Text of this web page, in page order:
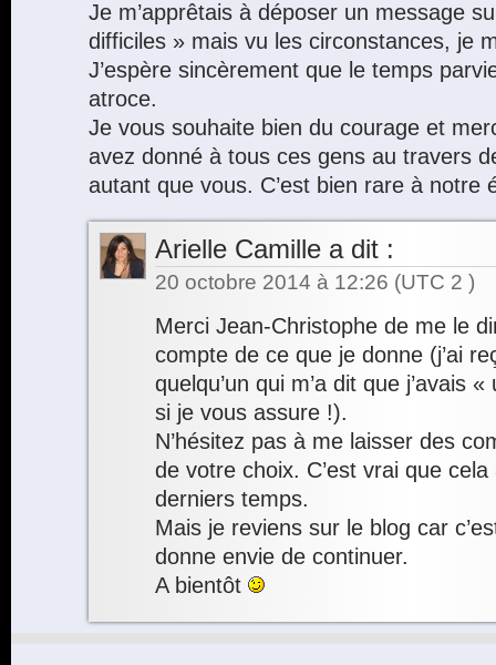
Je m’apprêtais à déposer un message
difficiles » mais vu les circonstances, je
J’espère sincèrement que le temps
atroce.
Je vous souhaite bien du courage et
avez donné à tous ces gens au travers
autant que vous. C’est bien rare à notre
Arielle Camille a dit :
20 octobre 2014 à 12:26 (UTC 2 )
Merci Jean-Christophe de me le
compte de ce que je donne (j’ai
quelqu’un qui m’a dit que j’avais
si je vous assure !).
N’hésitez pas à me laisser des
de votre choix. C’est vrai que
derniers temps.
Mais je reviens sur le blog car
donne envie de continuer.
A bientôt